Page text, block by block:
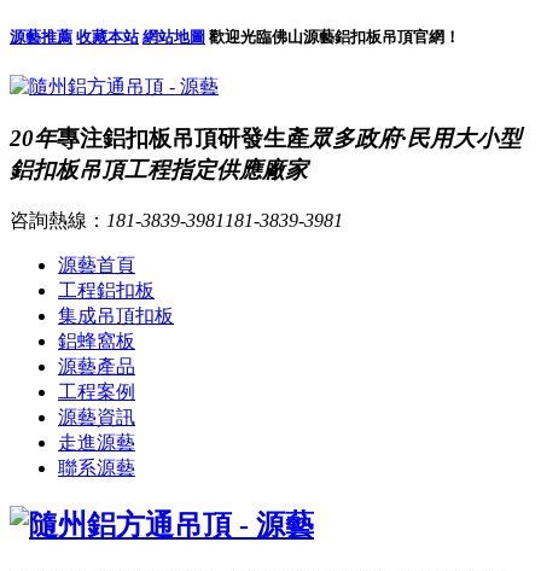
源藝推薦 收藏本站 網站地圖 歡迎光臨佛山源藝鋁扣板吊頂官網！
20年專注鋁扣板吊頂研發生產眾多政府·民用大小型
鋁扣板吊頂工程指定供應廠家
咨詢熱線： 181-3839-3981 181-3839-3981
源藝首頁
工程鋁扣板
集成吊頂扣板
鋁蜂窩板
源藝產品
工程案例
源藝資訊
走進源藝
聯系源藝